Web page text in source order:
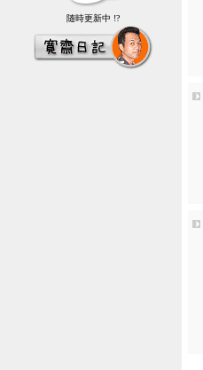
随時更新中 !?